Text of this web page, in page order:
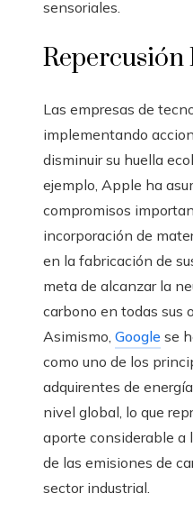
sensoriales.
Repercusión
Las empresas de
implementando
disminuir su huella
ejemplo, Apple ha
compromisos
incorporación de
en la fabricación de
meta de alcanzar la
carbono en todas sus
Asimismo, Google se
como uno de los
adquirentes de
nivel global, lo que
aporte considerable a
de las emisiones de
sector industrial.